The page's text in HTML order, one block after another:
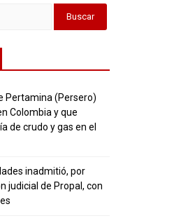
Pertamina (Persero)
Colombia y que
de crudo y gas en el
inadmitió, por
judicial de Propal, con